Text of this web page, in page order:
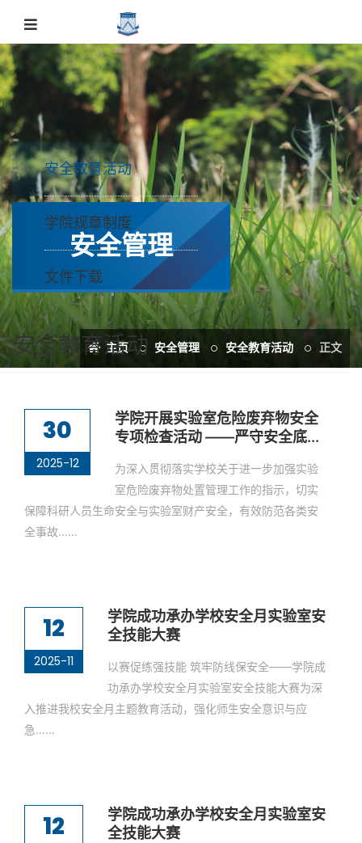
安全管理
主页 安全管理 安全教育活动 正文
安全教育活动
学院规章制度
文件下载
安全教育活动
30
2025-12
学院开展实验室危险废弃物安全
专项检查活动 ——严守安全底...
为深入贯彻落实学校关于进一步加强实验
室危险废弃物处置管理工作的指示，切实
保障科研人员生命安全与实验室财产安全，有效防范各类安
全事故……
12
2025-11
学院成功承办学校安全月实验室安
全技能大赛
以赛促练强技能 筑牢防线保安全——学院成
功承办学校安全月实验室安全技能大赛为深
入推进我校安全月主题教育活动，强化师生安全意识与应
急……
12
学院成功承办学校安全月实验室安
全技能大赛